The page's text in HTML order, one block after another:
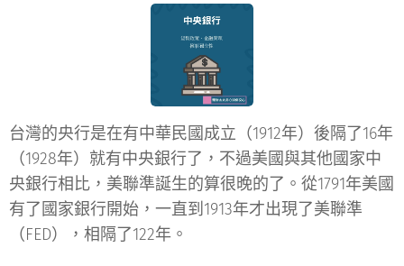
台灣的央行是在有中華民國成立（1912年）後隔了16年
（1928年）就有中央銀行了，不過美國與其他國家中
央銀行相比，美聯準誕生的算很晚的了。從1791年美國
有了國家銀行開始，一直到1913年才出現了美聯準
（FED），相隔了122年。